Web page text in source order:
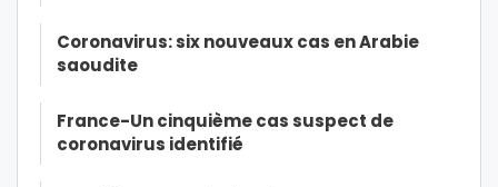
Coronavirus: six nouveaux cas en Arabie
saoudite
France-Un cinquième cas suspect de
coronavirus identifié